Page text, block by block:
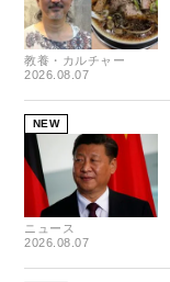
教養・カルチャー
2026.08.07
NEW
ニュース
2026.08.07